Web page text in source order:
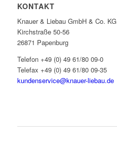
KONTAKT
Knauer & Liebau GmbH & Co. KG
Kirchstraße 50-56
26871 Papenburg
Telefon +49 (0) 49 61/80 09-0
Telefax +49 (0) 49 61/80 09-35
kundenservice@knauer-liebau.de